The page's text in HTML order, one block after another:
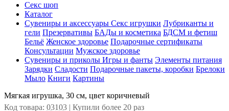
Секс шоп
Каталог
Сувениры и аксессуары Секс игрушки Лубриканты и
гели Презервативы БАДы и косметика БДСМ и фетиш
Бельё Женское здоровье Подарочные сертификаты
Консультации Мужское здоровье
Сувениры и приколы Игры и фанты Элементы питания
Зарядки Сладости Подарочные пакеты, коробки Брелоки
Мыло Книги Картины
Мягкая игрушка, 30 см, цвет коричневый
Код товара: 03103 | Купили более 20 раз